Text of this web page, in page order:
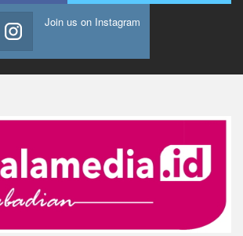
Join us on Instagram